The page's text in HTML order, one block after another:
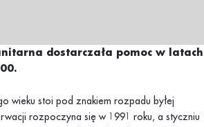
dostarczała pomoc w latach
wieku stoi pod znakiem rozpadu byłej
rozpoczyna się w 1991 roku, a styczniu